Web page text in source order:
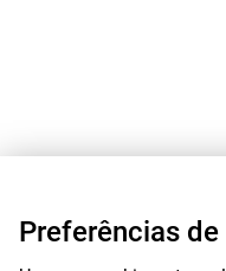
Preferências